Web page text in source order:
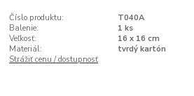
Číslo produktu:
T040A
Balenie:
1 ks
Veľkosť:
16 x 16 cm
Materiál:
tvrdý kartón
Strážiť cenu / dostupnosť